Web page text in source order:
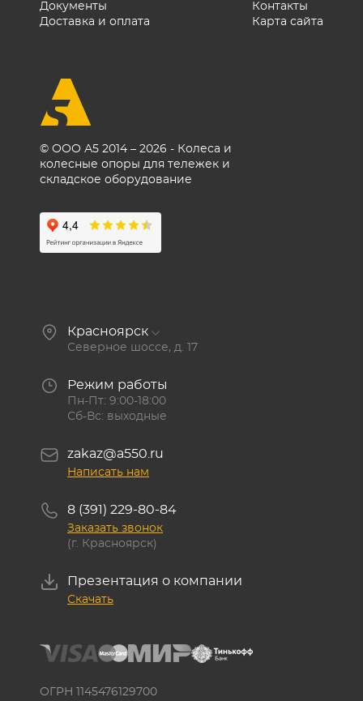
© ООО А5 2014 – 2026 - Колеса и
колесные опоры для тележек и
складское оборудование
Документы
Доставка и оплата
Контакты
Карта сайта
Красноярск
Северное шоссе, д. 17
Режим работы
Пн-Пт: 9:00-18:00
Сб-Вс: выходные
zakaz@a550.ru
Написать нам
8 (391) 229-80-84
Заказать звонок
(г. Красноярск)
Презентация о компании
Скачать
ОГРН 1145476129700